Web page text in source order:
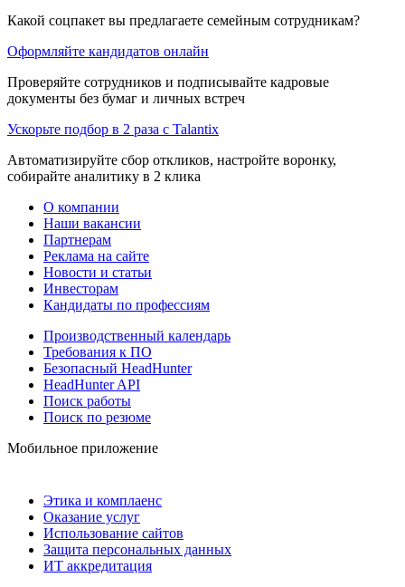
Какой соцпакет вы предлагаете семейным сотрудникам?
Оформляйте кандидатов онлайн
Проверяйте сотрудников и подписывайте кадровые
документы без бумаг и личных встреч
Ускорьте подбор в 2 раза с Talantix
Автоматизируйте сбор откликов, настройте воронку,
собирайте аналитику в 2 клика
О компании
Наши вакансии
Партнерам
Реклама на сайте
Новости и статьи
Инвесторам
Кандидаты по профессиям
Производственный календарь
Требования к ПО
Безопасный HeadHunter
HeadHunter API
Поиск работы
Поиск по резюме
Мобильное приложение
Этика и комплаенс
Оказание услуг
Использование сайтов
Защита персональных данных
ИТ аккредитация